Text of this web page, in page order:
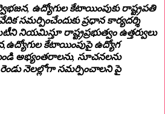
ఉద్యోగుల కేటాయింపుకు రాష్ట్రపతి
సమర్పించేందుకు ప్రధాన కార్యదర్శి
నియమిస్తూ రాష్ట్రప్రభుత్వం ఉత్తర్వులు
కేటాయింపుపై ఉద్యోగ
అభ్యంతరాలను, సూచనలను
రెండు నెలల్లోగా సమర్పించాలని పై